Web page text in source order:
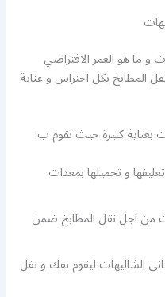
و ما هو العمر الافتراضي
المطابخ بكل احتراس و عناية
بعناية كبيرة حيث نقوم ب:
و تحميلها بمعدات
من اجل نقل المطابخ ضمن
الشاليهات ليقوم بفك و نقل